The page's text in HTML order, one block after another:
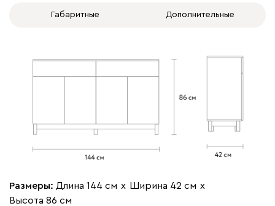
Габаритные Дополнительные
Размеры: Длина 144 см х Ширина 42 см х
Высота 86 см